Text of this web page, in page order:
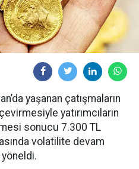
yaşanan çatışmaların
yatırımcıların
sonucu 7.300 TL
volatilite devam
yöneldi.